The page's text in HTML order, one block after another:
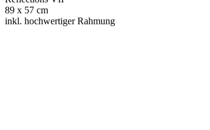
89 x 57 cm
inkl. hochwertiger Rahmung